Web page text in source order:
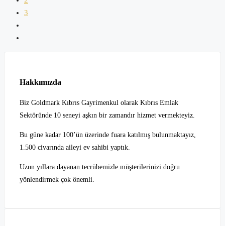
3
Hakkımızda
Biz Goldmark Kıbrıs Gayrimenkul olarak Kıbrıs Emlak
Sektöründe 10 seneyi aşkın bir zamandır hizmet vermekteyiz.
Bu güne kadar 100’ün üzerinde fuara katılmış bulunmaktayız,
1.500 civarında aileyi ev sahibi yaptık.
Uzun yıllara dayanan tecrübemizle müşterilerinizi doğru
yönlendirmek çok önemli.